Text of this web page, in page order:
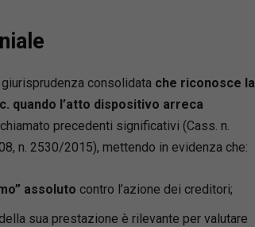
giurisprudenza consolidata che riconosce la
quando l’atto dispositivo arreca
precedenti significativi (Cass. n.
n. 2530/2015), mettendo in evidenza che:
assoluto contro l’azione dei creditori;
sua prestazione è rilevante per valutare